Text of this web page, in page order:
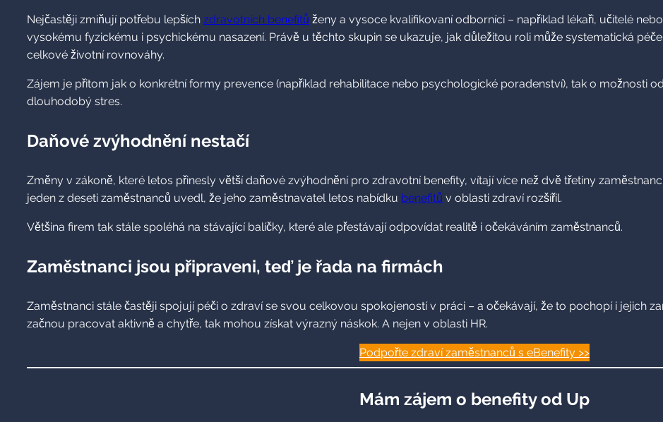
Nejčastěji zmiňují potřebu lepších zdravotních benefitů ženy a vysoce kvalifikovaní odborníci – například lékaři, učitelé
vysokému fyzickému i psychickému nasazení. Právě u těchto skupin se ukazuje, jak důležitou roli může systematická
celkové životní rovnováhy.
Zájem je přitom jak o konkrétní formy prevence (například rehabilitace nebo psychologické poradenství), tak o možnosti
dlouhodobý stres.
Daňové zvýhodnění nestačí
Změny v zákoně, které letos přinesly větší daňové zvýhodnění pro zdravotní benefity, vítají více než dvě třetiny
jeden z deseti zaměstnanců uvedl, že jeho zaměstnavatel letos nabídku benefitů v oblasti zdraví rozšířil.
Většina firem tak stále spoléhá na stávající balíčky, které ale přestávají odpovídat realitě i očekáváním zaměstnanců.
Zaměstnanci jsou připraveni, teď je řada na firmách
Zaměstnanci stále častěji spojují péči o zdraví se svou celkovou spokojeností v práci – a očekávají, že to pochopí i jejich
začnou pracovat aktivně a chytře, tak mohou získat výrazný náskok. A nejen v oblasti HR.
Podpořte zdraví zaměstnanců s eBenefity >>
Mám zájem o benefity od Up